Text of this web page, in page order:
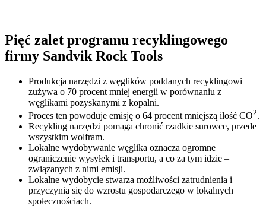
Pięć zalet programu recyklingowego
firmy Sandvik Rock Tools
Produkcja narzędzi z węglików poddanych recyklingowi
zużywa o 70 procent mniej energii w porównaniu z
węglikami pozyskanymi z kopalni.
Proces ten powoduje emisję o 64 procent mniejszą ilość CO2.
Recykling narzędzi pomaga chronić rzadkie surowce, przede
wszystkim wolfram.
Lokalne wydobywanie węglika oznacza ogromne
ograniczenie wysyłek i transportu, a co za tym idzie –
związanych z nimi emisji.
Lokalne wydobycie stwarza możliwości zatrudnienia i
przyczynia się do wzrostu gospodarczego w lokalnych
społecznościach.